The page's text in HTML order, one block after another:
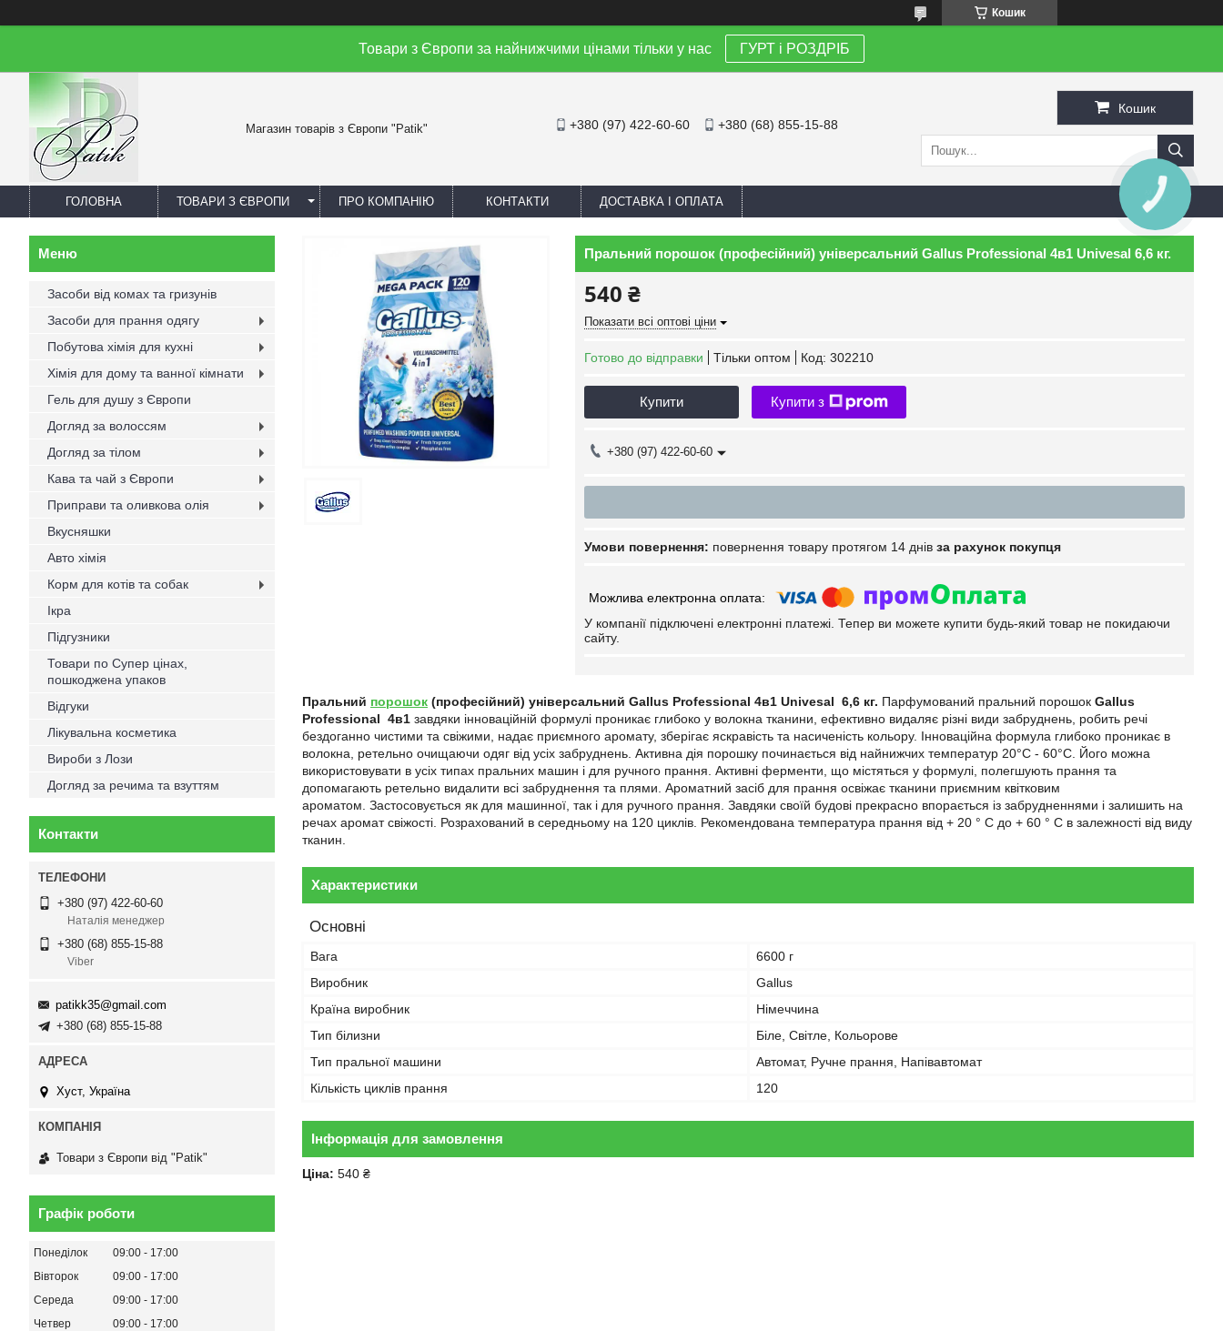
Кошик
Товари з Європи за найнижчими цінами тільки у нас ГУРТ і РОЗДРІБ
Магазин товарів з Європи "Patik" +380 (97) 422-60-60 +380 (68) 855-15-88
Кошик
ГОЛОВНА ТОВАРИ З ЄВРОПИ ПРО КОМПАНІЮ КОНТАКТИ ДОСТАВКА І ОПЛАТА
Пральний порошок (професійний) універсальний Gallus Professional 4в1 Univesal 6,6 кг.
540 ₴
Показати всі оптові ціни
Готово до відправки Тільки оптом Код: 302210
Купити Купити з
+380 (97) 422-60-60
повернення товару протягом 14 днів за рахунок покупця
У компанії підключені електронні платежі. Тепер ви можете купити будь-який товар не покидаючи
сайту.
Пральний порошок (професійний) універсальний Gallus Professional 4в1 Univesal 6,6 кг. Парфумований пральний порошок Gallus
Professional 4в1 завдяки інноваційній формулі проникає глибоко у волокна тканини, ефективно видаляє різні види забруднень, робить речі
бездоганно чистими та свіжими, надає приємного аромату, зберігає яскравість та насиченість кольору. Інноваційна формула глибоко проникає в
волокна, ретельно очищаючи одяг від усіх забруднень. Активна дія порошку починається від найнижчих температур 20°C - 60°C. Його можна
використовувати в усіх типах пральних машин і для ручного прання. Активні ферменти, що містяться у формулі, полегшують прання та
допомагають ретельно видалити всі забруднення та плями. Ароматний засіб для прання освіжає тканини приємним квітковим
ароматом. Застосовується як для машинної, так і для ручного прання. Завдяки своїй будові прекрасно впорається із забрудненнями і залишить на
речах аромат свіжості. Розрахований в середньому на 120 циклів. Рекомендована температура прання від + 20 ° С до + 60 ° С в залежності від виду
тканин.
Характеристики
Основні
Вага
6600 г
Виробник
Gallus
Країна виробник
Німеччина
Тип білизни
Біле, Світле, Кольорове
Тип пральної машини
Автомат, Ручне прання, Напівавтомат
Кількість циклів прання
120
Інформація для замовлення
Ціна: 540 ₴
Засоби від комах та гризунів
Засоби для прання одягу
Побутова хімія для кухні
Хімія для дому та ванної кімнати
Гель для душу з Європи
Догляд за волоссям
Догляд за тілом
Кава та чай з Європи
Приправи та оливкова олія
Вкусняшки
Авто хімія
Корм для котів та собак
Ікра
Підгузники
Товари по Супер цінах,
пошкоджена упаков
Відгуки
Лікувальна косметика
Вироби з Лози
Догляд за речима та взуттям
Контакти
+380 (97) 422-60-60
Наталія менеджер
+380 (68) 855-15-88
Viber
patikk35@gmail.com
+380 (68) 855-15-88
Хуст, Україна
Товари з Європи від "Patik"
Графік роботи
Понеділок 09:00
17:00
Вівторок
09:00
17:00
Середа
09:00
17:00
Четвер
09:00
17:00
КНОПКА
ЗВ'ЯЗКУ